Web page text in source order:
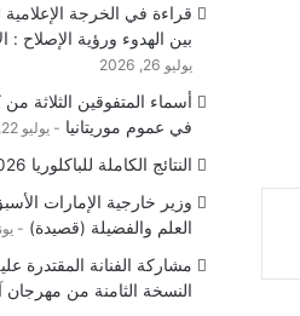
قراءة في الخرجة
بين الهدوء ورؤية الإصلاح :
يوليو 26, 2026
في عموم موريتانيا
يوليو 22, 2026
النتائج الكاملة للباكلوريا 2026 في موريتانيا
وزير خارجية الإمارات
العلم والفضيلة (قصيدة)
يونيو
مشاركة الفنانة المقتدرة
النسخة الثامنة من مهرجان